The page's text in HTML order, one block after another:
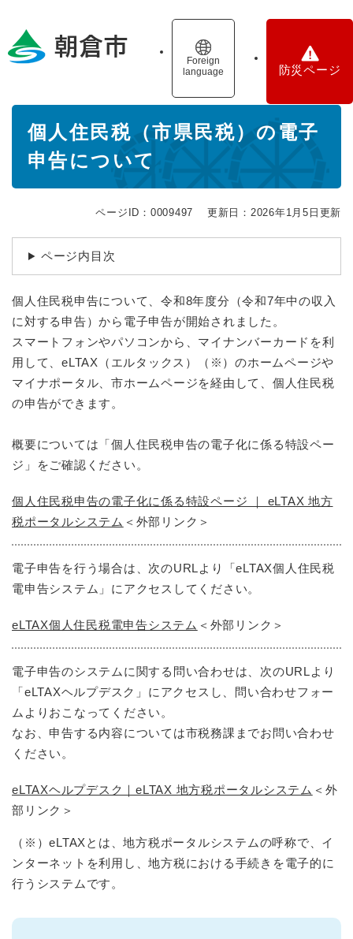
の
Foreign
language
防災ページ
個人住民税（市県民税）の電子
申告について
ページID：0009497 更新日：2026年1月5日更新
ページ内目次
個人住民税申告について、令和8年度分（令和7年中の収入
に対する申告）から電子申告が開始されました。
スマートフォンやパソコンから、マイナンバーカードを利
用して、eLTAX（エルタックス）（※）のホームページや
マイナポータル、市ホームページを経由して、個人住民税
の申告ができます。
概要については「個人住民税申告の電子化に係る特設ペー
ジ」をご確認ください。
個人住民税申告の電子化に係る特設ページ ｜ eLTAX 地方
税ポータルシステム ＜外部リンク＞
電子申告を行う場合は、次のURLより「eLTAX個人住民税
電申告システム」にアクセスしてください。
eLTAX個人住民税電申告システム ＜外部リンク＞
電子申告のシステムに関する問い合わせは、次のURLより
「eLTAXヘルプデスク」にアクセスし、問い合わせフォー
ムよりおこなってください。
なお、申告する内容については市税務課までお問い合わせ
ください。
eLTAXヘルプデスク｜eLTAX 地方税ポータルシステム ＜外
部リンク＞
（※）eLTAXとは、地方税ポータルシステムの呼称で、イ
ンターネットを利用し、地方税における手続きを電子的に
行うシステムです。